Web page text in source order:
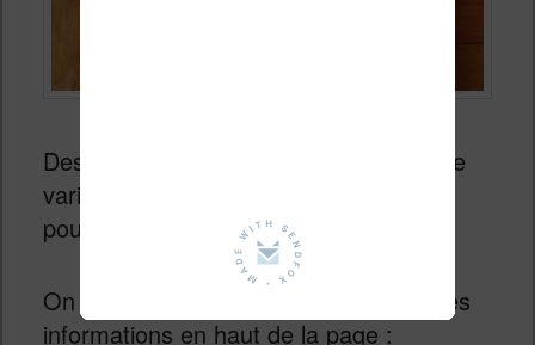
Des paramètres avancés permettent de
varier l’épaisseur d’écriture de la police
pour les plus tatillons.
On peut également choisir d’afficher des
informations en haut de la page :